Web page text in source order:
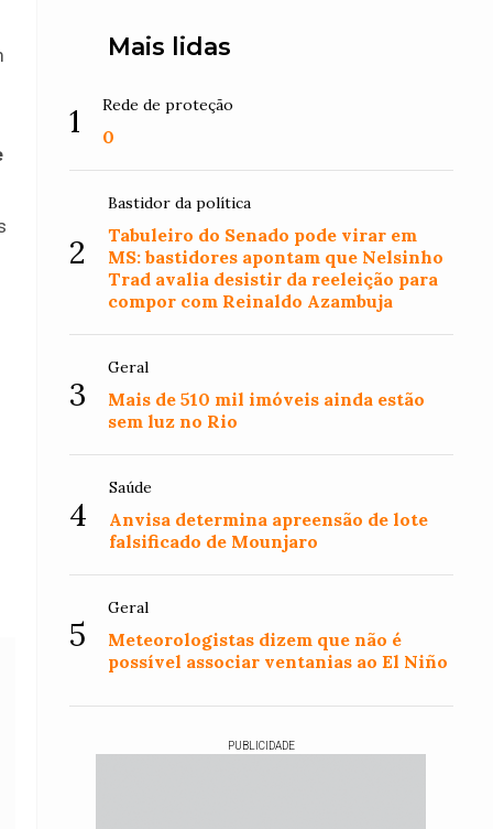
Mais lidas
1 Rede de proteção
0
2
Bastidor da política
Tabuleiro do Senado pode virar em
MS: bastidores apontam que Nelsinho
Trad avalia desistir da reeleição para
compor com Reinaldo Azambuja
3
Geral
Mais de 510 mil imóveis ainda estão
sem luz no Rio
4
Saúde
Anvisa determina apreensão de lote
falsificado de Mounjaro
5
Geral
Meteorologistas dizem que não é
possível associar ventanias ao El Niño
PUBLICIDADE